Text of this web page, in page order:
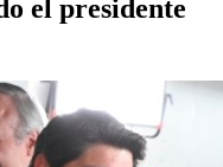
el presidente